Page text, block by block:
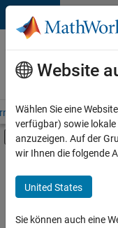
Weiter zum Inhalt
Karriere
bei
MathWorks
– Übersicht
Umschaltung
Hauptinhalt
Praktika
Information
Commercial Sales
+7
Website
Wählen Sie eine
verfügbar) sowie
anzuzeigen. Auf der
wir Ihnen die folgende
United States
Sie können auch eine